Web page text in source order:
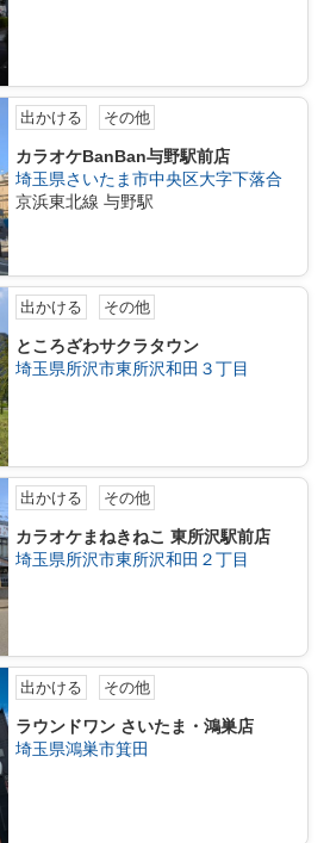
出かける その他
カラオケBanBan与野駅前店
埼玉県さいたま市中央区大字下落合
京浜東北線 与野駅
出かける その他
ところざわサクラタウン
埼玉県所沢市東所沢和田３丁目
出かける その他
カラオケまねきねこ 東所沢駅前店
埼玉県所沢市東所沢和田２丁目
出かける その他
ラウンドワン さいたま・鴻巣店
埼玉県鴻巣市箕田